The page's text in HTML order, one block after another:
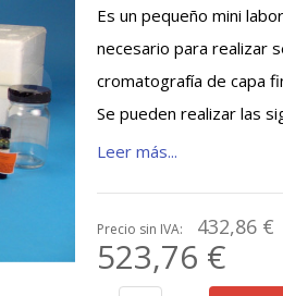
Es un pequeño mini
necesario para realizar
cromatografía de capa
Se pueden realizar las
Leer más...
Precio sin IVA: 432,86 €
523,76 €